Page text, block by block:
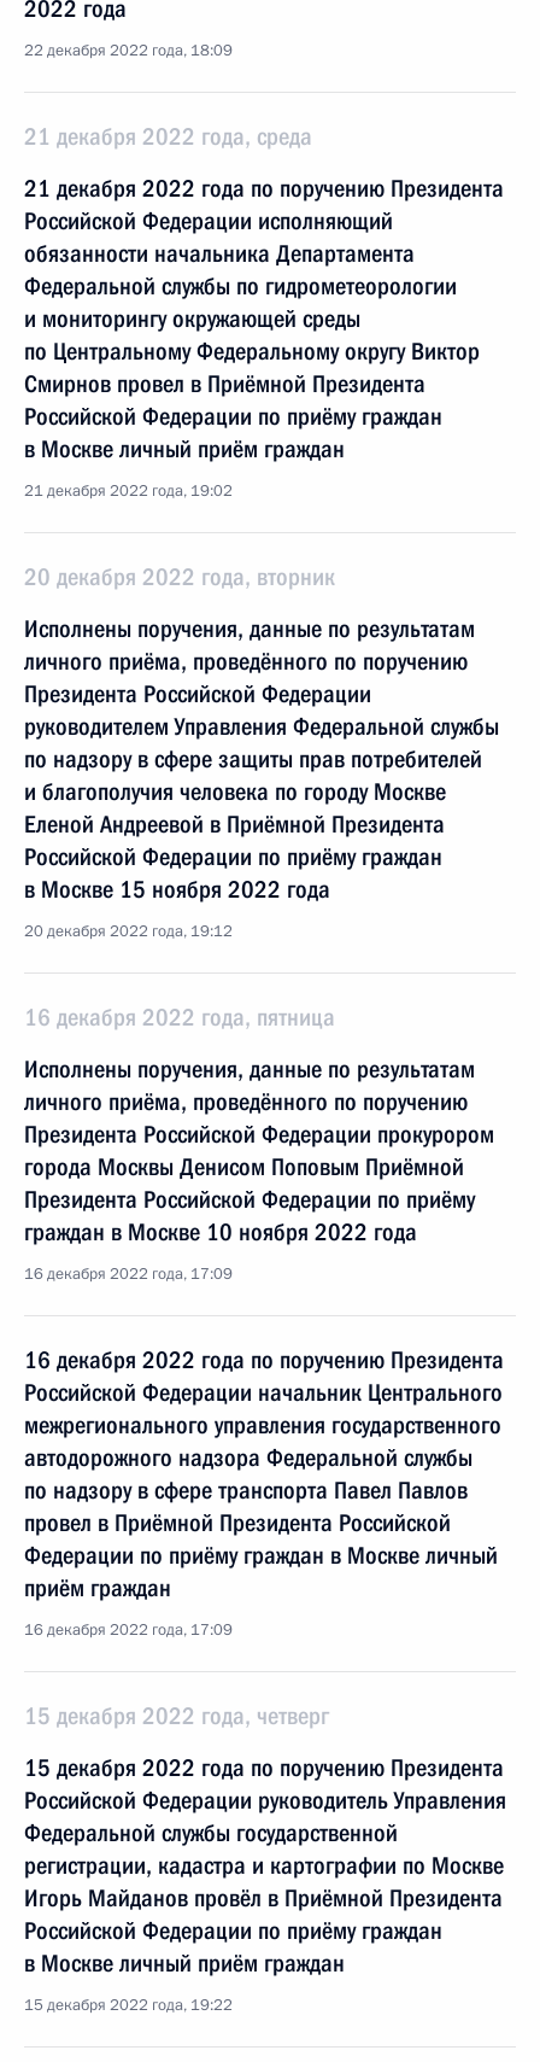
2022 года
22 декабря 2022 года, 18:09
21 декабря 2022 года, среда
21 декабря 2022 года по поручению Президента
Российской Федерации исполняющий
обязанности начальника Департамента
Федеральной службы по гидрометеорологии
и мониторингу окружающей среды
по Центральному Федеральному округу Виктор
Смирнов провел в Приёмной Президента
Российской Федерации по приёму граждан
в Москве личный приём граждан
21 декабря 2022 года, 19:02
20 декабря 2022 года, вторник
Исполнены поручения, данные по результатам
личного приёма, проведённого по поручению
Президента Российской Федерации
руководителем Управления Федеральной службы
по надзору в сфере защиты прав потребителей
и благополучия человека по городу Москве
Еленой Андреевой в Приёмной Президента
Российской Федерации по приёму граждан
в Москве 15 ноября 2022 года
20 декабря 2022 года, 19:12
16 декабря 2022 года, пятница
Исполнены поручения, данные по результатам
личного приёма, проведённого по поручению
Президента Российской Федерации прокурором
города Москвы Денисом Поповым Приёмной
Президента Российской Федерации по приёму
граждан в Москве 10 ноября 2022 года
16 декабря 2022 года, 17:09
16 декабря 2022 года по поручению Президента
Российской Федерации начальник Центрального
межрегионального управления государственного
автодорожного надзора Федеральной службы
по надзору в сфере транспорта Павел Павлов
провел в Приёмной Президента Российской
Федерации по приёму граждан в Москве личный
приём граждан
16 декабря 2022 года, 17:09
15 декабря 2022 года, четверг
15 декабря 2022 года по поручению Президента
Российской Федерации руководитель Управления
Федеральной службы государственной
регистрации, кадастра и картографии по Москве
Игорь Майданов провёл в Приёмной Президента
Российской Федерации по приёму граждан
в Москве личный приём граждан
15 декабря 2022 года, 19:22